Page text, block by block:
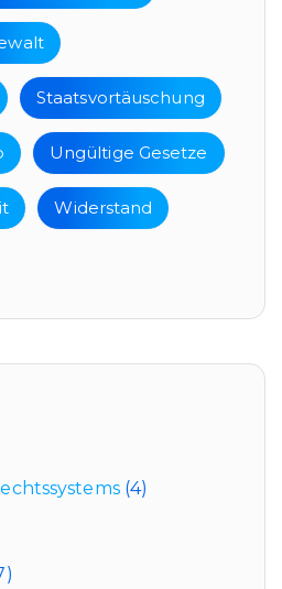
Staatsvortäuschung
Ungültige Gesetze
Widerstand
(4)